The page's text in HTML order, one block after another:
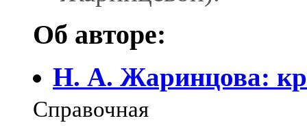
Об авторе:
Н. А. Жаринцова:
Справочная